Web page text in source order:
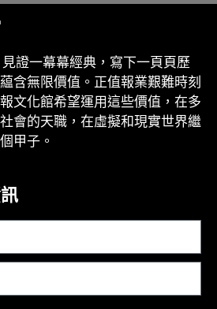
見證一幕幕經典，寫下一頁頁歷
含無限價值。正值報業艱難時刻
文化館希望運用這些價值，在多
會的天職，在虛擬和現實世界繼
甲子。